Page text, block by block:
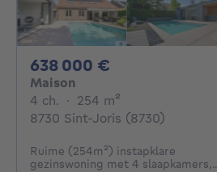
638 000 €
Maison
4 ch. 4 chambres
· 254 m²
8730 Sint-Joris (8730)
Ruime (254m²) instapklare
gezinswoning met 4 slaapkamers,..